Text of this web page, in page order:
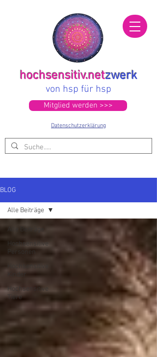
hochsensitiv.netzwerk
von hsp für hsp
Datenschutzerklärung
Mitglied werden >>>
BLOG
Alle Beiträge
Hochsensitive
Personen
Hochsensitive
Tiere
Alle Beiträge